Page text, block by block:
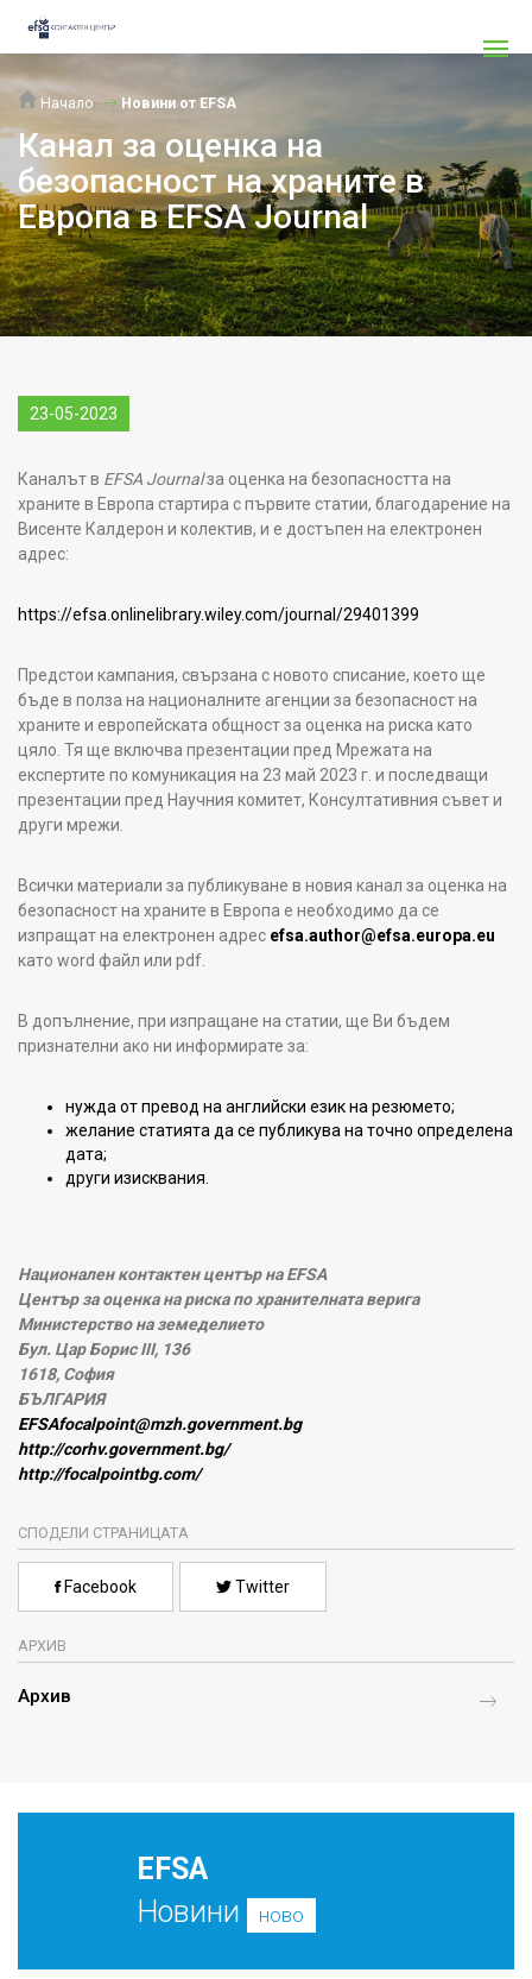
Начало Новини от EFSA
Канал за оценка на
безопасност на храните в
Европа в EFSA Journal
23-05-2023
Каналът в EFSA Journalза оценка на безопасността на
храните в Европа стартира с първите статии, благодарение на
Висенте Калдерон и колектив, и е достъпен на електронен
адрес:
https://efsa.onlinelibrary.wiley.com/journal/29401399
Предстои кампания, свързана с новото списание, което ще
бъде в полза на националните агенции за безопасност на
храните и европейската общност за оценка на риска като
цяло. Тя ще включва презентации пред Мрежата на
експертите по комуникация на 23 май 2023 г. и последващи
презентации пред Научния комитет, Консултативния съвет и
други мрежи.
Всички материали за публикуване в новия канал за оценка на
безопасност на храните в Европа е необходимо да се
изпращат на електронен адрес efsa.author@efsa.europa.eu
като word файл или pdf.
В допълнение, при изпращане на статии, ще Ви бъдем
признателни ако ни информирате за:
нужда от превод на английски език на резюмето;
желание статията да се публикува на точно определена
дата;
други изисквания.
Национален контактен център на EFSA
Център за оценка на риска по хранителната верига
Министерство на земеделието
Бул. Цар Борис III, 136
1618, София
БЪЛГАРИЯ
EFSAfocalpoint@mzh.government.bg
http://corhv.government.bg/
http://focalpointbg.com/
СПОДЕЛИ СТРАНИЦАТА
Facebook Twitter
АРХИВ
Архив
EFSA
Новини
ново